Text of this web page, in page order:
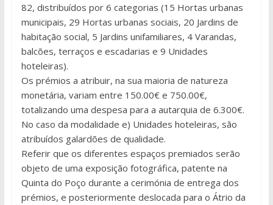
82, distribuídos por 6 categorias (15 Hortas urbanas
municipais, 29 Hortas urbanas sociais, 20 Jardins de
habitação social, 5 Jardins unifamiliares, 4 Varandas,
balcões, terraços e escadarias e 9 Unidades
hoteleiras).
Os prémios a atribuir, na sua maioria de natureza
monetária, variam entre 150.00€ e 750.00€,
totalizando uma despesa para a autarquia de 6.300€.
No caso da modalidade e) Unidades hoteleiras, são
atribuídos galardões de qualidade.
Referir que os diferentes espaços premiados serão
objeto de uma exposição fotográfica, patente na
Quinta do Poço durante a cerimónia de entrega dos
prémios, e posteriormente deslocada para o Átrio da